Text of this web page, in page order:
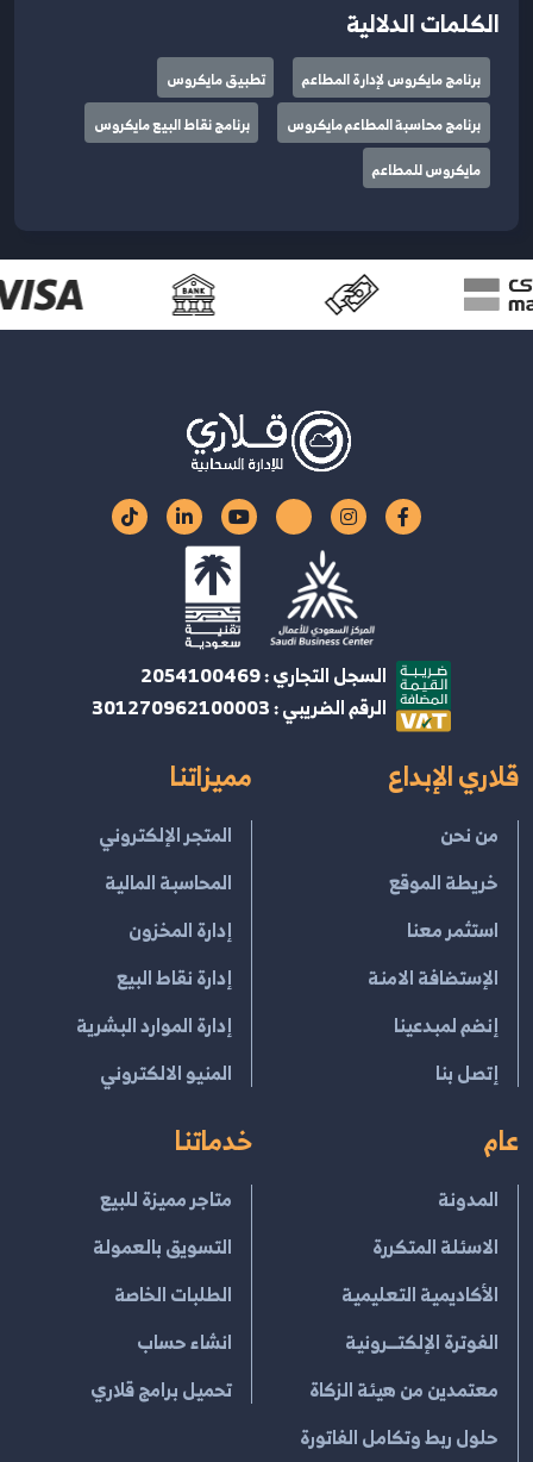
الكلمات الدلالية
برنامج مايكروس لإدارة المطاعم
تطبيق مايكروس
برنامج محاسبة المطاعم مايكروس
برنامج نقاط البيع مايكروس
مايكروس للمطاعم
السجل التجاري : 2054100469
الرقم الضريبي : 301270962100003
قلاري الإبداع
من نحن
خريطة الموقع
استثمر معنا
الإستضافة الامنة
إنضم لمبدعينا
إتصل بنا
مميزاتنا
المتجر الإلكتروني
المحاسبة المالية
إدارة المخزون
إدارة نقاط البيع
إدارة الموارد البشرية
المنيو الالكتروني
عام
المدونة
الاسئلة المتكررة
الأكاديمية التعليمية
الفوترة الإلكتــرونية
معتمدين من هيئة الزكاة
حلول ربط وتكامل الفاتورة
خدماتنا
متاجر مميزة للبيع
التسويق بالعمولة
الطلبات الخاصة
انشاء حساب
تحميل برامج قلاري